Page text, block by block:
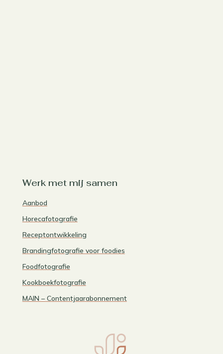
Werk met mij samen
Aanbod
Horecafotografie
Receptontwikkeling
Brandingfotografie voor foodies
Foodfotografie
Kookboekfotografie
MAIN – Contentjaarabonnement